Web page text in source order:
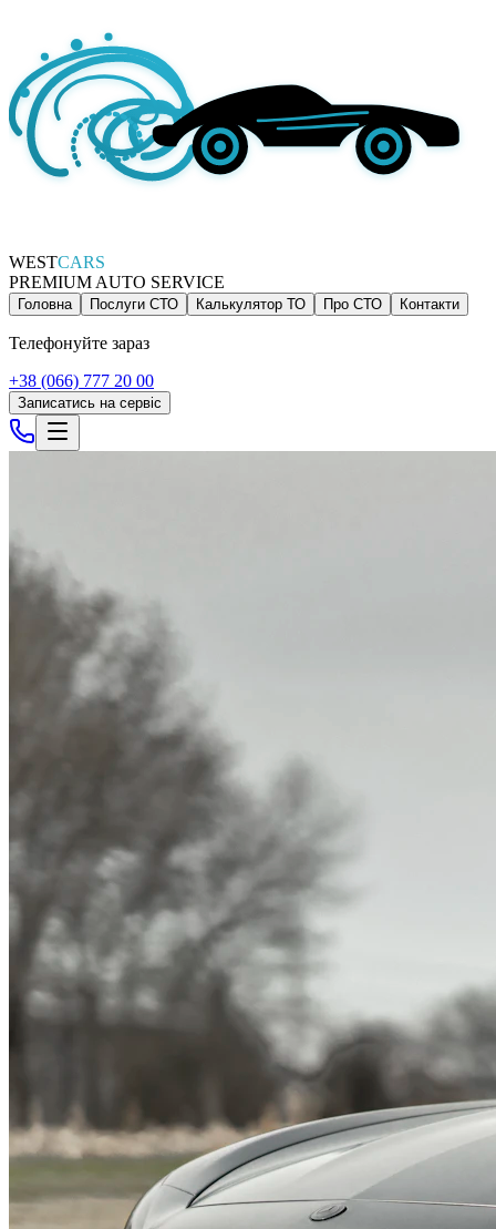
WESTCARS
PREMIUM AUTO SERVICE
Головна Послуги СТО Калькулятор ТО Про СТО Контакти
Телефонуйте зараз
+38 (066) 777 20 00
Записатись на сервіс